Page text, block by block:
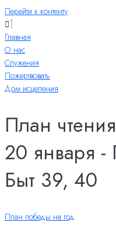
Перейти к контенту
Главная
О нас
Служения
Пожертвовать
Дом исцеления
План
20 января
Быт 39, 40
План победы на год